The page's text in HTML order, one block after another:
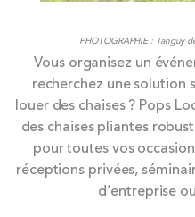
PHOTOGRAPHIE : Tanguy
Vous organisez un
recherchez une solution
louer des chaises ? Pops
des chaises pliantes
pour toutes vos
réceptions privées,
d’entreprise